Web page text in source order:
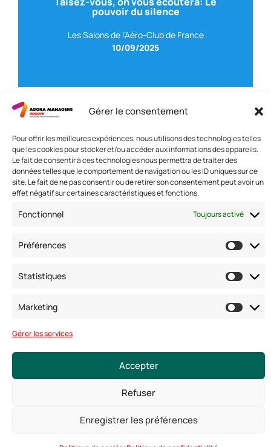
Gérer le consentement
Pour offrir les meilleures expériences, nous utilisons des technologies telles
que les cookies pour stocker et/ou accéder aux informations des appareils.
Le fait de consentir à ces technologies nous permettra de traiter des
données telles que le comportement de navigation ou les ID uniques sur ce
site. Le fait de ne pas consentir ou de retirer son consentement peut avoir un
effet négatif sur certaines caractéristiques et fonctions.
Fonctionnel Toujours activé
Préférences
Statistiques
Marketing
Gérer les services
Accepter
Refuser
Enregistrer les préférences
pouvoir du silence
Les Salons de l’Aéro-Club de France
10/09/2025
Avec Amélie BLANCKAERT
Nous contacter
Adresse: 42 avenue de la Grande Armée 75017 PARIS
Standard :01 47 42 76 60
Fax : 01 40 17 99 21
Nous suivre
© Copyright 2025. Tous droits réservés
Conditions générales